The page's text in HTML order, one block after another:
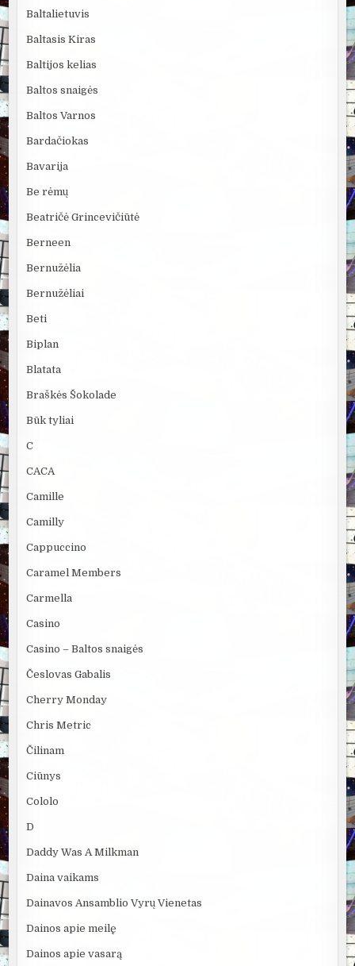
Baltalietuvis
Baltasis Kiras
Baltijos kelias
Baltos snaigės
Baltos Varnos
Bardačiokas
Bavarija
Be rėmų
Beatričė Grincevičiūtė
Berneen
Bernužėlia
Bernužėliai
Beti
Biplan
Blatata
Braškės Šokolade
Būk tyliai
C
CACA
Camille
Camilly
Cappuccino
Caramel Members
Carmella
Casino
Casino – Baltos snaigės
Česlovas Gabalis
Cherry Monday
Chris Metric
Čilinam
Ciūnys
Cololo
D
Daddy Was A Milkman
Daina vaikams
Dainavos Ansamblio Vyrų Vienetas
Dainos apie meilę
Dainos apie vasarą